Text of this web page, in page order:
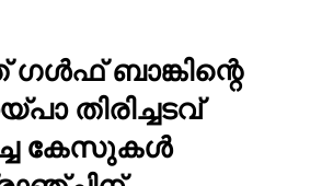
ബാങ്കിന്റെ
തിരിച്ചടവ്
കേസുകൾ